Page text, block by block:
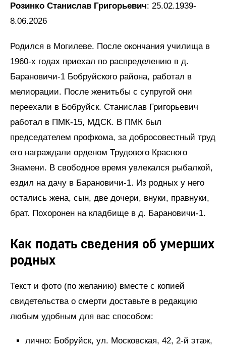
Розинко Станислав Григорьевич: 25.02.1939-
8.06.2026
Родился в Могилеве. После окончания училища в
1960-х годах приехал по распределению в д.
Барановичи-1 Бобруйского района, работал в
мелиорации. После женитьбы с супругой они
переехали в Бобруйск. Станислав Григорьевич
работал в ПМК-15, МДСК. В ПМК был
председателем профкома, за добросовестный труд
его награждали орденом Трудового Красного
Знамени. В свободное время увлекался рыбалкой,
ездил на дачу в Барановичи-1. Из родных у него
остались жена, сын, две дочери, внуки, правнуки,
брат. Похоронен на кладбище в д. Барановичи-1.
Как подать сведения об умерших
родных
Текст и фото (по желанию) вместе с копией
свидетельства о смерти доставьте в редакцию
любым удобным для вас способом:
лично: Бобруйск, ул. Московская, 42, 2-й этаж,